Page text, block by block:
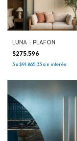
LUNA :: PLAFON
$275.596
3x$91.865,33 sin interés